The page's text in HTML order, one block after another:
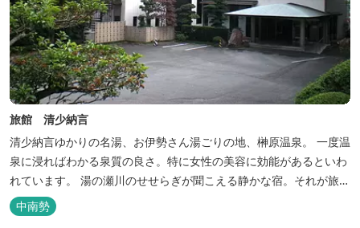
旅館 清少納言
清少納言ゆかりの名湯、お伊勢さん湯ごりの地、榊原温泉。 一度温
泉に浸ればわかる泉質の良さ。特に女性の美容に効能があるといわ
れています。 湯の瀬川のせせらぎが聞こえる静かな宿。それが旅
館 清少納言です。柔らかく滑らかな安らぎの湯や旬の味、心のこ
もったおもてなしを心掛けております。 日頃の喧騒から離れ、平安
中南勢